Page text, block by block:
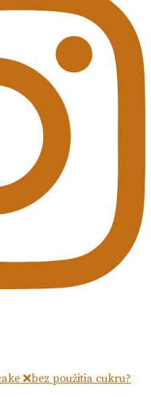
❌bez použitia cukru?